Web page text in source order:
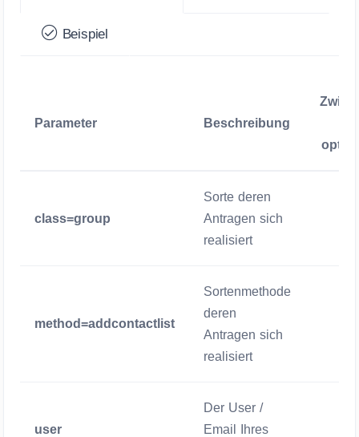
Beispiel
Parameter Beschreibung
class=group
Sorte deren
Antragen sich
realisiert
method=addcontactlist
Sortenmethode
deren
Antragen sich
realisiert
user
Der User /
Email Ihres